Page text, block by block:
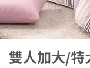
雙人加大/特